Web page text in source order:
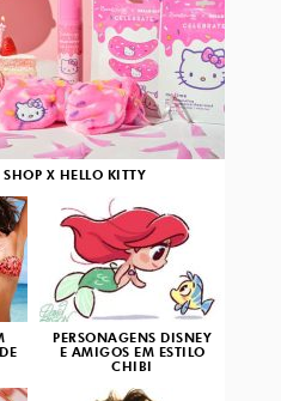
SHOP X HELLO KITTY
PERSONAGENS DISNEY
E AMIGOS EM ESTILO
CHIBI
3